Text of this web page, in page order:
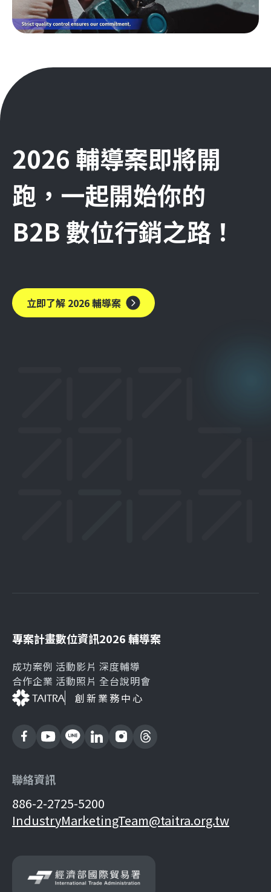
2026 輔導案即將開
跑，一起開始你的
B2B 數位行銷之路！
立即了解 2026 輔導案
專案計畫
成功案例
合作企業
數位資訊
活動影片
活動照片
2026 輔導案
深度輔導
全台說明會
創新業務中心
聯絡資訊
886-2-2725-5200
IndustryMarketingTeam@taitra.org.tw